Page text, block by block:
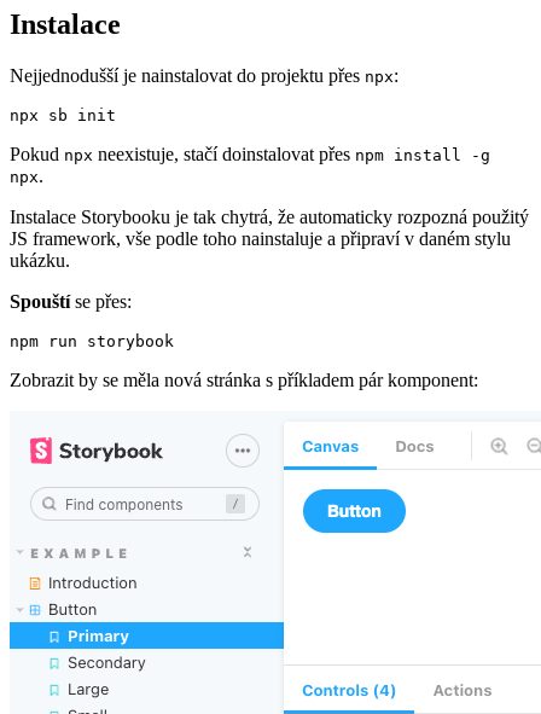
Instalace
Nejjednodušší je nainstalovat do projektu přes npx:
npx sb init
Pokud npx neexistuje, stačí doinstalovat přes npm install -g
npx.
Instalace Storybooku je tak chytrá, že automaticky rozpozná použitý
JS framework, vše podle toho nainstaluje a připraví v daném stylu
ukázku.
Spouštíse přes:
npm run storybook
Zobrazit by se měla nová stránka s příkladem pár komponent: